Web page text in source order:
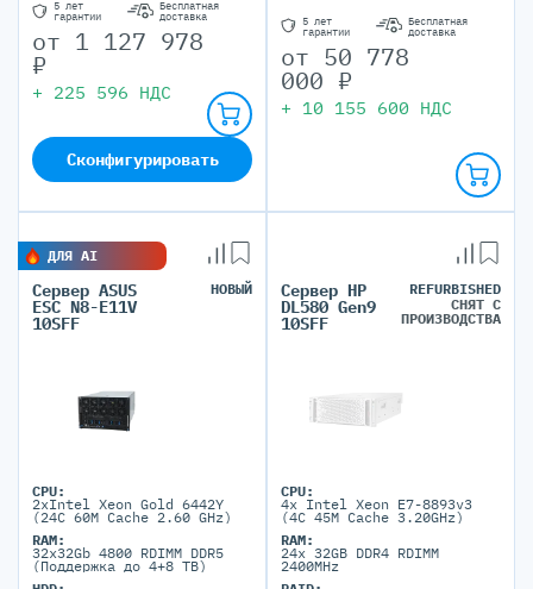
5 лет
гарантии
Бесплатная
доставка
от 1 127 978
₽
+ 225 596 НДС
Сконфигурировать
5 лет
гарантии
Бесплатная
доставка
от 50 778
000 ₽
+ 10 155 600 НДС
ДЛЯ AI
Сервер ASUS
ESC N8-E11V
10SFF
НОВЫЙ
CPU:
2xIntel Xeon Gold 6442Y
(24C 60M Cache 2.60 GHz)
RAM:
32x32Gb 4800 RDIMM DDR5
(Поддержка до 4+8 TB)
Сервер HP
DL580 Gen9
10SFF
REFURBISHED
СНЯТ С
ПРОИЗВОДСТВА
CPU:
4x Intel Xeon E7-8893v3
(4C 45M Cache 3.20GHz)
RAM:
24x 32GB DDR4 RDIMM
2400MHz